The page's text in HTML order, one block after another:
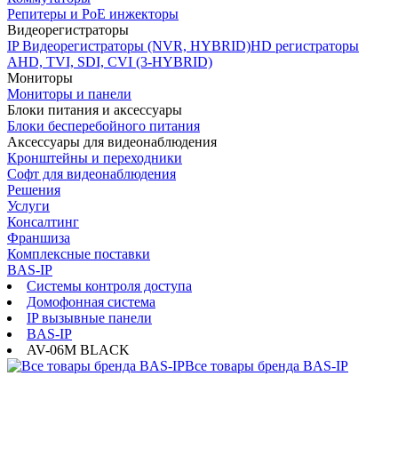
Репитеры и PoE инжекторы
Видеорегистраторы
IP Видеорегистраторы (NVR, HYBRID)HD регистраторы
AHD, TVI, SDI, CVI (3-HYBRID)
Мониторы
Мониторы и панели
Блоки питания и аксессуары
Блоки бесперебойного питания
Аксессуары для видеонаблюдения
Кронштейны и переходники
Софт для видеонаблюдения
Решения
Услуги
Консалтинг
Франшиза
Комплексные поставки
BAS-IP
Системы контроля доступа
Домофонная система
IP вызывные панели
BAS-IP
AV-06M BLACK
Все товары бренда BAS-IP